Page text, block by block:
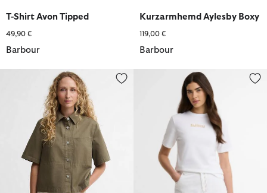
T-Shirt Avon Tipped
49,90 €
Barbour
Kurzarmhemd Aylesby Boxy
119,00 €
Barbour
Kurzarmhemd Aylesby Boxy T-Shirt Nova Logo